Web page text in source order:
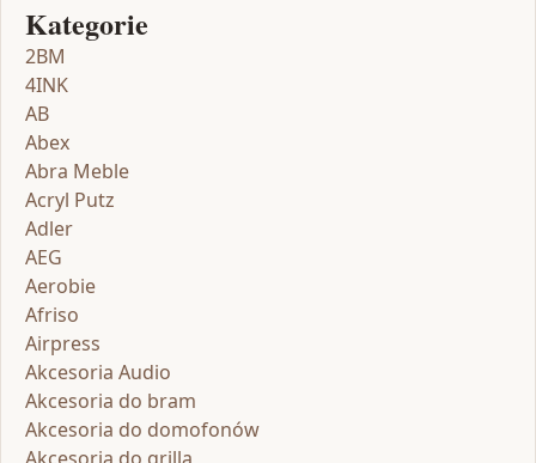
Kategorie
2BM
4INK
AB
Abex
Abra Meble
Acryl Putz
Adler
AEG
Aerobie
Afriso
Airpress
Akcesoria Audio
Akcesoria do bram
Akcesoria do domofonów